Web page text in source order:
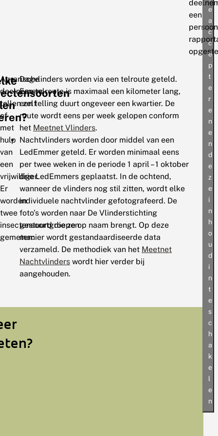
een
Agrarische
deelnemers
tellen zelf
of
met
hulp
van
een
vrijwilliger.
Er
worden
twee
insectensoortgroepen
gemeten:
Dagvlinders worden via een telroute geteld.
Een telroute is maximaal een kilometer lang,
een telling duurt ongeveer een kwartier. De
route wordt eens per week gelopen conform
het Meetnet Vlinders.
Nachtvlinders worden door middel van een
LedEmmer geteld. Er worden minimaal eens
per twee weken in de periode 1 april – 1 oktober
drie LedEmmers geplaatst. In de ochtend,
wanneer de vlinders nog stil zitten, wordt elke
individuele nachtvlinder gefotografeerd. De
foto’s worden naar De Vlinderstichting
gestuurd die ze op naam brengt. Op deze
manier wordt gestandaardiseerde data
verzameld. De methodiek van het Meetnet
Nachtvlinders wordt hier verder bij
aangehouden.
e
a
c
c
e
p
t
e
r
e
n
e
n
d
e
z
e
i
n
h
o
u
d
i
n
t
e
s
c
h
a
k
e
l
e
n